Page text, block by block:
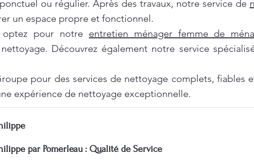
ou régulier. Après des travaux, notre service de
un espace propre et fonctionnel.
optez pour notre entretien ménager femme de
Découvrez également notre service
pour des services de nettoyage complets, fiables
expérience de nettoyage exceptionnelle.
par Pomerleau : Qualité de Service